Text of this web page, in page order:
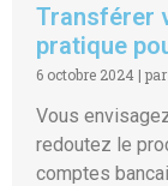
Transférer
pratique
6 octobre 2024 |
Vous
redoutez le
comptes